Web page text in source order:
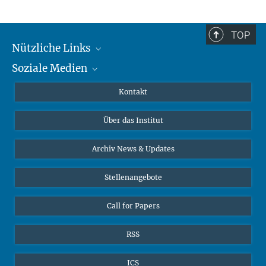
TOP
Nützliche Links
MMG Alumni Corner
Online-Vorträge
Interviews zum Thema "Diversity"
Soziale Medien
Bluesky
Kontakt
Über das Institut
Archiv News & Updates
Stellenangebote
Call for Papers
RSS
ICS